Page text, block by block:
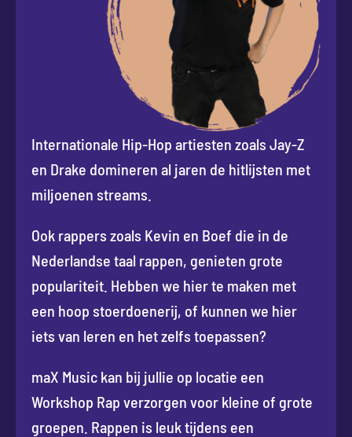
Internationale Hip-Hop artiesten zoals Jay-Z
en Drake domineren al jaren de hitlijsten met
miljoenen streams.
Ook rappers zoals Kevin en Boef die in de
Nederlandse taal rappen, genieten grote
populariteit. Hebben we hier te maken met
een hoop stoerdoenerij, of kunnen we hier
iets van leren en het zelfs toepassen?
maX Music kan bij jullie op locatie een
Workshop Rap verzorgen voor kleine of grote
groepen. Rappen is leuk tijdens een